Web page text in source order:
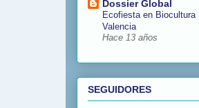
Dossier Global
Ecofiesta en Biocultura
Valencia
Hace 13 años
SEGUIDORES